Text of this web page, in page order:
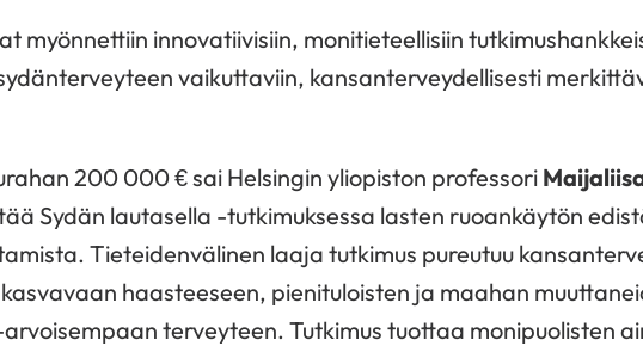
myönnettiin innovatiivisiin, monitieteellisiin
vaikuttaviin, kansanterveydellisesti
200 000 € sai Helsingin yliopiston professori
Sydän lautasella -tutkimuksessa lasten ruoankäytön
Tieteidenvälinen laaja tutkimus pureutuu
haasteeseen, pienituloisten ja maahan
terveyteen. Tutkimus tuottaa monipuolisten